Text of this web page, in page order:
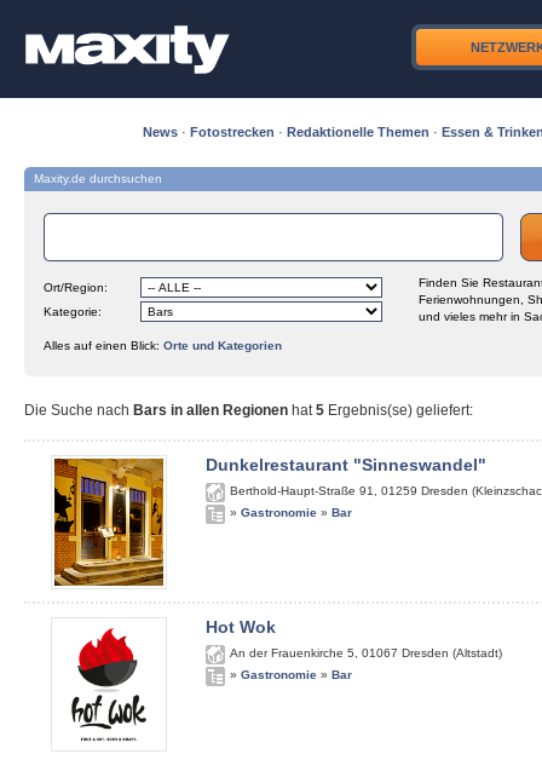
News · Fotostrecken · Redaktionelle Themen · Essen &
Maxity.de durchsuchen
Ort/Region:
Kategorie:
Finden Sie
Ferienwohnungen,
und vieles mehr in
Alles auf einen Blick: Orte und Kategorien
Die Suche nach Bars in allen Regionen hat5 Ergebnis(se) geliefert:
Dunkelrestaurant "Sinneswandel"
Berthold-Haupt-Straße 91 01259 Dresden
» Gastronomie » Bar
Hot Wok
An der Frauenkirche 5 01067 Dresden (Altstadt)
» Gastronomie » Bar